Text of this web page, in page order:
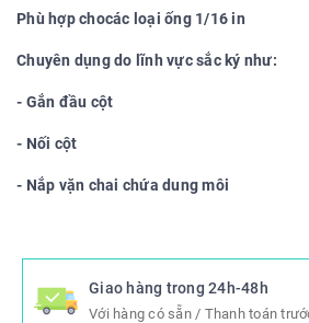
Phù hợp chocác loại ống 1/16 in
Chuyên dụng do lĩnh vực sắc ký như:
- Gắn đầu cột
- Nối cột
- Nắp vặn chai chứa dung môi
Giao hàng trong 24h-48h
Với hàng có sẵn / Thanh toán